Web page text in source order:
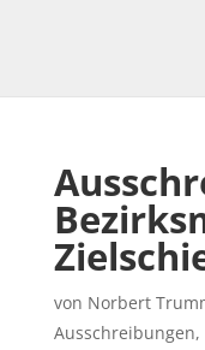
von Norbert
Ausschreibungen,